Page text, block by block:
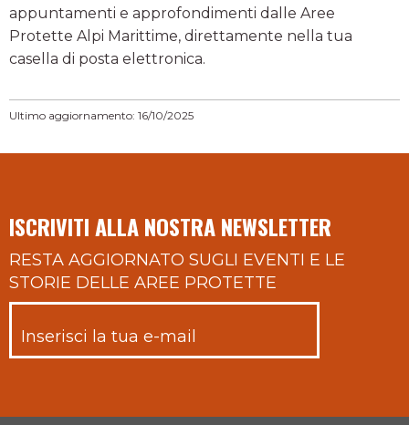
appuntamenti e approfondimenti dalle Aree
Protette Alpi Marittime, direttamente nella tua
casella di posta elettronica.
Ultimo aggiornamento: 16/10/2025
ISCRIVITI ALLA NOSTRA NEWSLETTER
RESTA AGGIORNATO SUGLI EVENTI E LE
STORIE DELLE AREE PROTETTE